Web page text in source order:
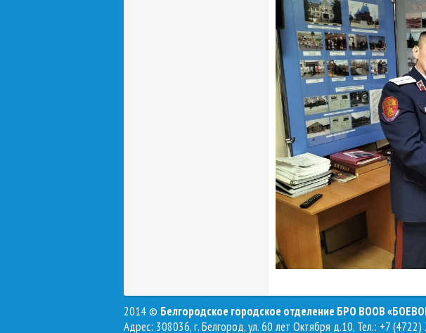
2014 © Белгородское городское отделение БРО ВООВ
Адрес: 308036, г. Белгород, ул. 60 лет Октября д.10, Тел.: +7